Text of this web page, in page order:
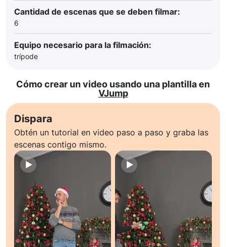
Cantidad de escenas que se deben filmar:
6
Equipo necesario para la filmación:
trípode
Cómo crear un video usando una plantilla en
VJump
Dispara
Obtén un tutorial en video paso a paso y graba las
escenas contigo mismo.